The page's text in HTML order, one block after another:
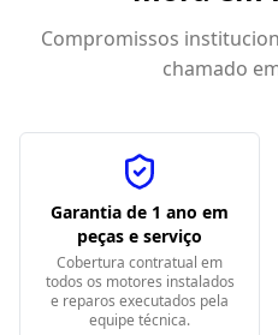
Compromissos
chamado
Garantia de 1 ano em
peças e serviço
Cobertura contratual em
todos os motores instalados
e reparos executados pela
equipe técnica.